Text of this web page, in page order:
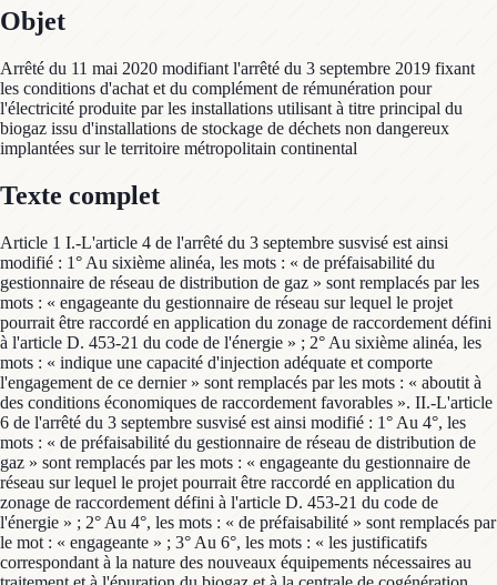
Objet
Arrêté du 11 mai 2020 modifiant l'arrêté du 3 septembre 2019 fixant
les conditions d'achat et du complément de rémunération pour
l'électricité produite par les installations utilisant à titre principal du
biogaz issu d'installations de stockage de déchets non dangereux
implantées sur le territoire métropolitain continental
Texte complet
Article 1 I.-L'article 4 de l'arrêté du 3 septembre susvisé est ainsi
modifié : 1° Au sixième alinéa, les mots : « de préfaisabilité du
gestionnaire de réseau de distribution de gaz » sont remplacés par les
mots : « engageante du gestionnaire de réseau sur lequel le projet
pourrait être raccordé en application du zonage de raccordement défini
à l'article D. 453-21 du code de l'énergie » ; 2° Au sixième alinéa, les
mots : « indique une capacité d'injection adéquate et comporte
l'engagement de ce dernier » sont remplacés par les mots : « aboutit à
des conditions économiques de raccordement favorables ». II.-L'article
6 de l'arrêté du 3 septembre susvisé est ainsi modifié : 1° Au 4°, les
mots : « de préfaisabilité du gestionnaire de réseau de distribution de
gaz » sont remplacés par les mots : « engageante du gestionnaire de
réseau sur lequel le projet pourrait être raccordé en application du
zonage de raccordement défini à l'article D. 453-21 du code de
l'énergie » ; 2° Au 4°, les mots : « de préfaisabilité » sont remplacés par
le mot : « engageante » ; 3° Au 6°, les mots : « les justificatifs
correspondant à la nature des nouveaux équipements nécessaires au